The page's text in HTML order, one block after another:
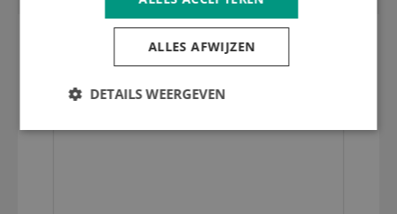
ALLES AFWIJZEN
DETAILS WEERGEVEN